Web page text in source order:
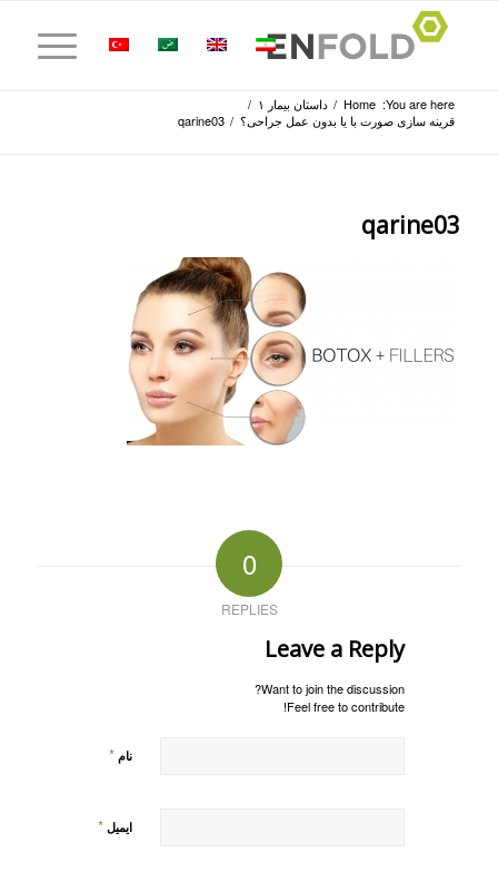
You are here:
Home
/ داستان بیمار ۱
/
قرینه سازی صورت با یا بدون عمل جراحی؟ /
qarine03
qarine03
0
REPLIES
Leave a Reply
Want to join the discussion?
Feel free to contribute!
نام *
ایمیل *